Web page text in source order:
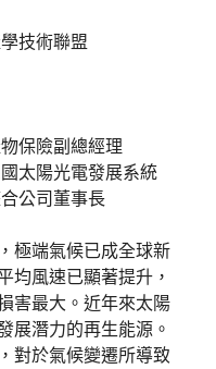
技術聯盟
保險副總經理
太陽光電發展系統
公司董事長
極端氣候已成全球新
均風速已顯著提升，
害最大。近年來太陽
展潛力的再生能源。
對於氣候變遷所導致